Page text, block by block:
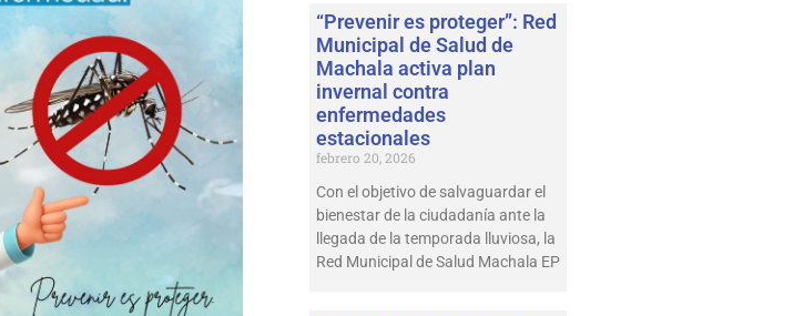
“Prevenir es proteger”: Red
Municipal de Salud de
Machala activa plan
invernal contra
enfermedades
estacionales
febrero 20, 2026
Con el objetivo de salvaguardar el
bienestar de la ciudadanía ante la
llegada de la temporada lluviosa, la
Red Municipal de Salud Machala EP